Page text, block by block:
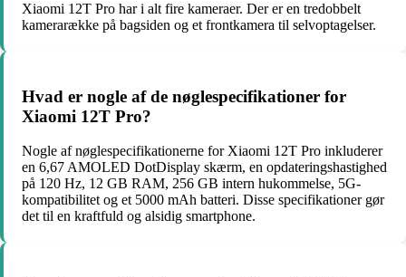
Xiaomi 12T Pro har i alt fire kameraer. Der er en tredobbelt
kamerarække på bagsiden og et frontkamera til selvoptagelser.
Hvad er nogle af de nøglespecifikationer for
Xiaomi 12T Pro?
Nogle af nøglespecifikationerne for Xiaomi 12T Pro inkluderer
en 6,67 AMOLED DotDisplay skærm, en opdateringshastighed
på 120 Hz, 12 GB RAM, 256 GB intern hukommelse, 5G-
kompatibilitet og et 5000 mAh batteri. Disse specifikationer gør
det til en kraftfuld og alsidig smartphone.